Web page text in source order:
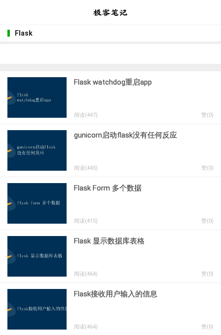
Flask
Flask watchdog重启app
阅读(447) 赞(0)
gunicorn启动flask没有任何反应
阅读(445) 赞(0)
Flask Form 多个数据
阅读(415) 赞(0)
Flask 显示数据库表格
阅读(464) 赞(0)
Flask接收用户输入的信息
阅读(464) 赞(0)